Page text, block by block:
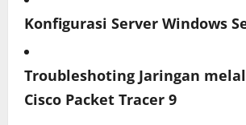
Konfigurasi Server Windows
Troubleshoting Jaringan
Cisco Packet Tracer 9